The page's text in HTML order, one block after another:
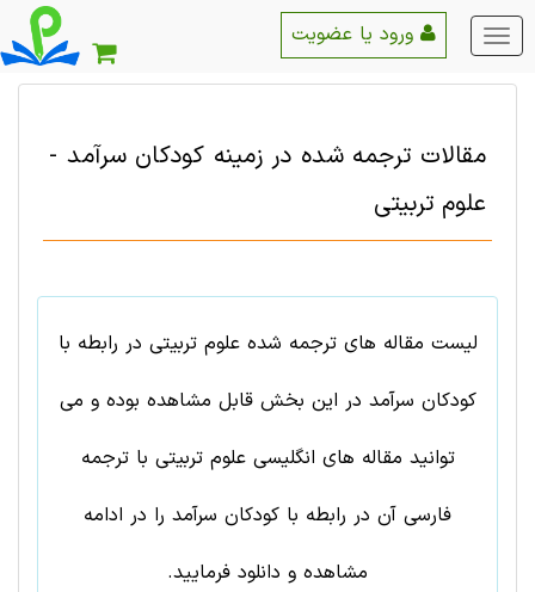
منو
اصلی
مقالات ترجمه شده در زمینه کودکان سرآمد -
علوم تربيتی
لیست مقاله های ترجمه شده علوم تربيتی در رابطه با
کودکان سرآمد در این بخش قابل مشاهده بوده و می
توانید مقاله های انگلیسی علوم تربيتی با ترجمه
فارسی آن در رابطه با کودکان سرآمد را در ادامه
مشاهده و دانلود فرمایید.